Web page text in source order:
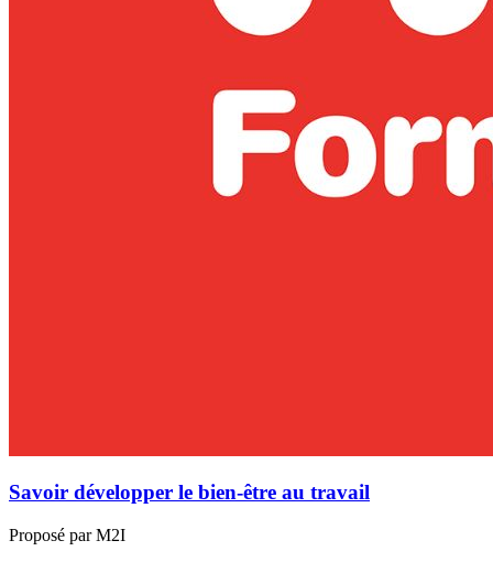
Savoir développer le bien-être au travail
Proposé par M2I